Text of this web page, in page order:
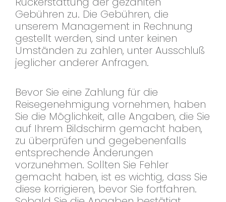
Gebühren zu. Die Gebühren, die
unserem Management in Rechnung
gestellt werden, sind unter keinen
Umständen zu zahlen, unter Ausschluß
jeglicher anderer Anfragen.
Bevor Sie eine Zahlung für die
Reisegenehmigung vornehmen, haben
Sie die Möglichkeit, alle Angaben, die Sie
auf Ihrem Bildschirm gemacht haben,
zu überprüfen und gegebenenfalls
entsprechende Änderungen
vorzunehmen. Sollten Sie Fehler
gemacht haben, ist es wichtig, dass Sie
diese korrigieren, bevor Sie fortfahren.